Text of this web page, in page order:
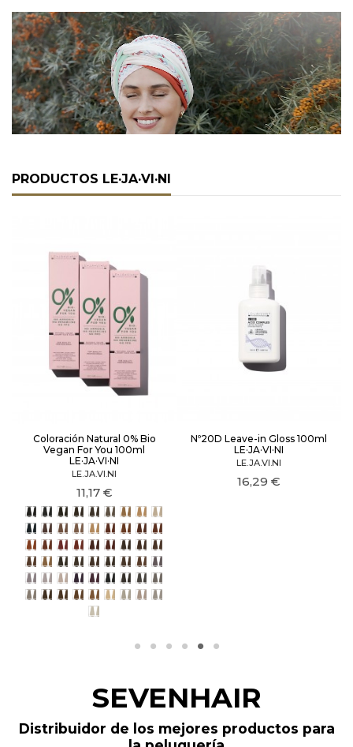
PRODUCTOS LE·JA·VI·NI
Coloración Natural 0% Bio
Vegan For You 100ml
LE·JA·VI·NI
LE.JA.VI.NI
11,17 €
1/0 Negro
3/0 Castaño Oscuro
4/0 Castaño
5/0 Castaño Claro
6/0 Rubio Oscuro
7/0 Rubio
8/0 Rubio Claro
9/0 Rubio Clarísimo
10/0 Rubio Platino
1/8 Negro Azul
6/3 Rubio Oscuro Dorado
7/3 Rubio Dorado
8/3 Rubio Claro Dorado
9/3 Rubio Clarísimo Dorado
5/43 Castaño Claro Cobre Dorado
7/43 Rubio Cobre Dorado
6/4 Rubio Oscuro Cobre
7/4 Rubio Cobre
8/4 Rubio Claro Cobre
7/44 Rubio Cobre Intenso
55/66 Castaño Claro Rojo Intenso
66/66 Rubio Oscuro Rojo Intenso
5/5 Castaño Claro Caoba
6/5 Rubio Oscuro Caoba
4/7 Castaño Marrón
5/7 Castaño Claro Marrón
6/7 Rubio Oscuro Marrón
7/7 Rubio Marrón
8/7 Rubio Claro Marrón
5/78 Castaño Claro Marrón Frío
6/78 Rubio Oscuro Marrón Frío
7/78 Rubio Marrón Frío
5/74 Castaño Claro Chocolate
6/74 Rubio Oscuro Chocolate
7/74 Rubio Chocolate
6/2 Rubio Oscuro Viola
8/2 Rubio Claro Viola
7/12 Rubio Ceniza Irisé
9/12 Rubio Clarísimo Ceniza Irisé
44/22 Castaño Viola Intenso
66/22 Rubio Oscuro Viola Intenso
5/1 Castaño Claro Ceniza
6/11 Rubio Oscuro Ceniza
7/11 Rubio Ceniza
8/11 Rubio Claro Ceniza
9/11 Rubio Clarísimo Ceniza
6/13 Rubio Oscuro Beige
7/13 Rubio Beige
8/13 Rubio Claro Beige
9/13 Rubio Clarísimo Beige
12/00 Rubio Ultra Clarísimo
12/10 Rubio Ultra Clarísimo Ceniza
12/20 Rubio Ultra Claro Irisé
12/11 Rubio Ultra Clarísimo Extra
12/013 Rubio Ultra Claro Beige Natural
Nº20D Leave-in Gloss 100ml
LE·JA·VI·NI
LE.JA.VI.NI
16,29 €
SEVENHAIR
Distribuidor de los mejores productos para